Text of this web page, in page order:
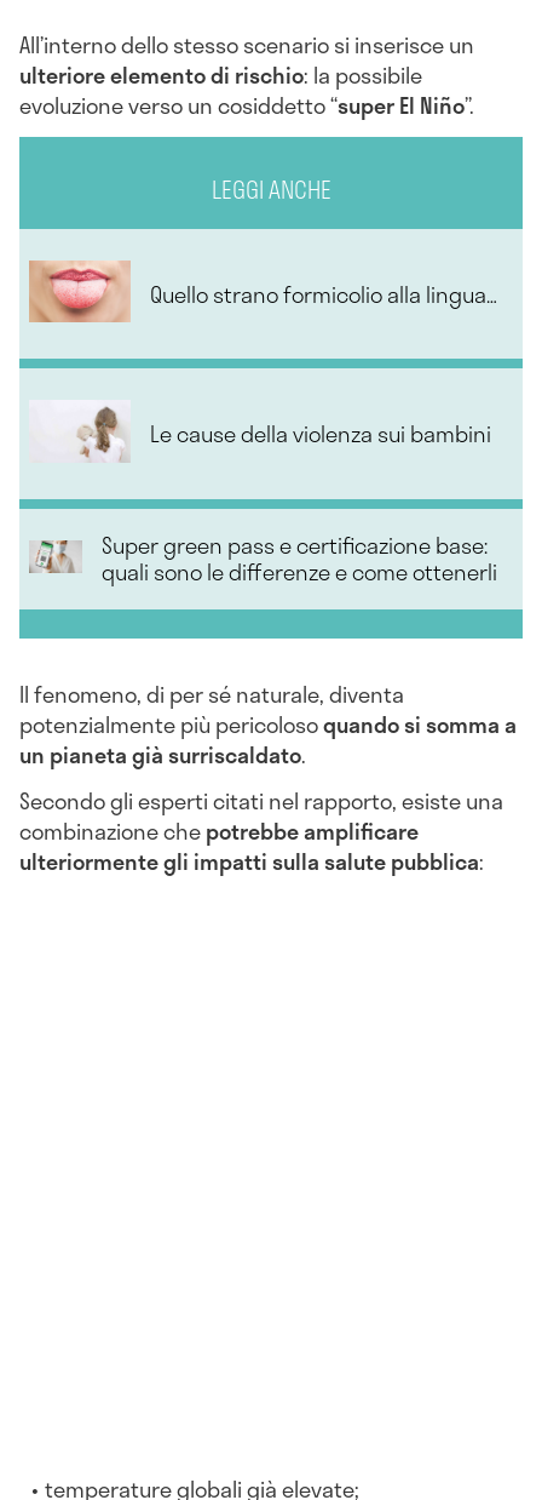
All’interno dello stesso scenario si inserisce un
ulteriore elemento di rischio: la possibile
evoluzione verso un cosiddetto “super El Niño”.
LEGGI ANCHE
Quello strano formicolio alla lingua…
Le cause della violenza sui bambini
Super green pass e certificazione base:
quali sono le differenze e come ottenerli
Il fenomeno, di per sé naturale, diventa
potenzialmente più pericolosoquando si somma a
un pianeta già surriscaldato.
Secondo gli esperti citati nel rapporto, esiste una
combinazione chepotrebbe amplificare
ulteriormente gli impatti sulla salute pubblica:
temperature globali già elevate;